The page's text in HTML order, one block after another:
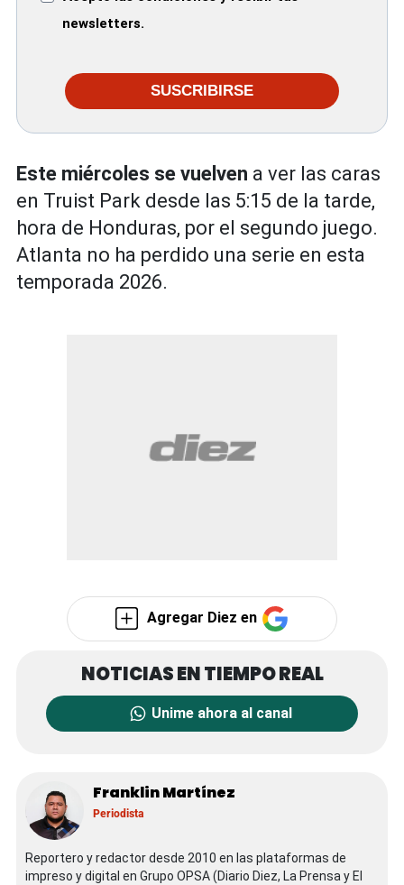
newsletters.
SUSCRIBIRSE
Este miércoles se vuelven a ver las caras
en Truist Park desde las 5:15 de la tarde,
hora de Honduras, por el segundo juego.
Atlanta no ha perdido una serie en esta
temporada 2026.
Agregar Diez en
Unime ahora al canal
Franklin Martínez
Periodista
Reportero y redactor desde 2010 en las plataformas de
impreso y digital en Grupo OPSA (Diario Diez, La Prensa y El